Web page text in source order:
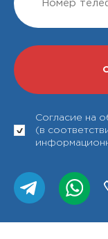
Согласие на
(в